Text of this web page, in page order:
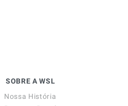
SOBRE A WSL
Nossa História